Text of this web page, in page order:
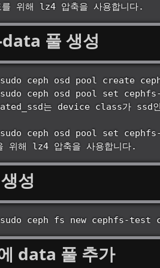
위해 lz4 압축을 사용합니다.
풀 생성
는 device class가 ssd인
위해 lz4 압축을 사용합니다.
성
sudo ceph fs new cephfs-test
data 풀 추가